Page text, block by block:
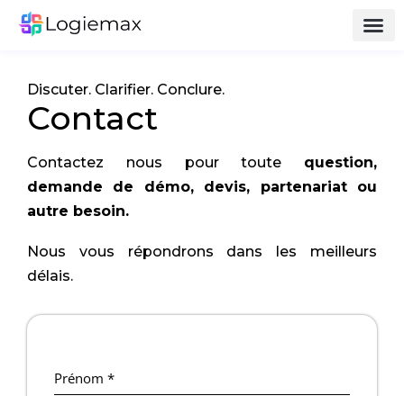
Discuter. Clarifier. Conclure.
Contact
Contactez nous pour toute question,
demande de démo, devis, partenariat ou
autre besoin.
Nous vous répondrons dans les meilleurs
délais.
Prénom *